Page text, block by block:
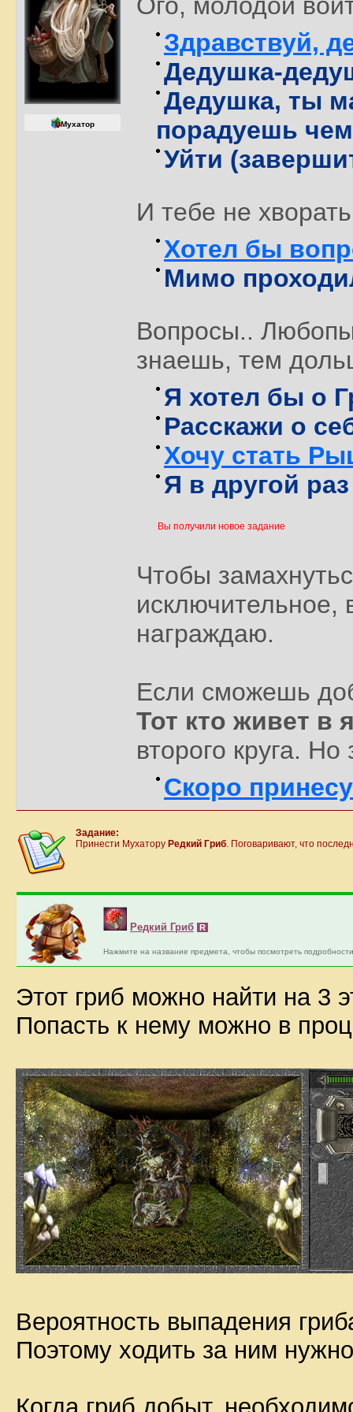
Мухатор
Здравствуй,
Дедушка-
Дедушка, ты
порадуешь
Уйти
И тебе не
Хотел бы
Мимо
Вопросы..
знаешь, тем
Я хотел бы о
Расскажи о
Хочу стать
Я в другой
Вы получили новое задание
Чтобы
исключительное,
награждаю.
Если сможешь
Тот кто живет в
второго круга.
Скоро
Задание:
Принести Мухатору Редкий Гриб . Поговаривают, что
Редкий Гриб R
Нажмите на название предмета, чтобы посмотреть
Этот гриб можно найти на 3
Попасть к нему можно в
Вероятность выпадения
Поэтому ходить за ним